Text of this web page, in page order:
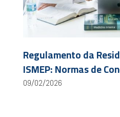
Regulamento da
ISMEP: Normas de
09/02/2026